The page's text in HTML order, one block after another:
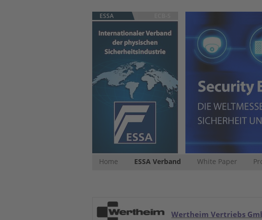
ESSA
Home ESSA Verband White Paper
Wertheim Vertriebs